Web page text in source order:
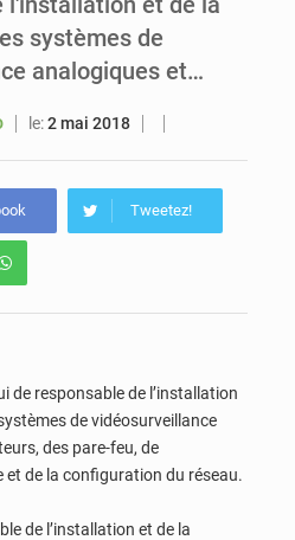
systèmes de
analogiques et…
le:2 mai 2018
Tweetez!
de responsable de l’installation
de vidéosurveillance
des pare-feu, de
et de la configuration du réseau.
de l’installation et de la